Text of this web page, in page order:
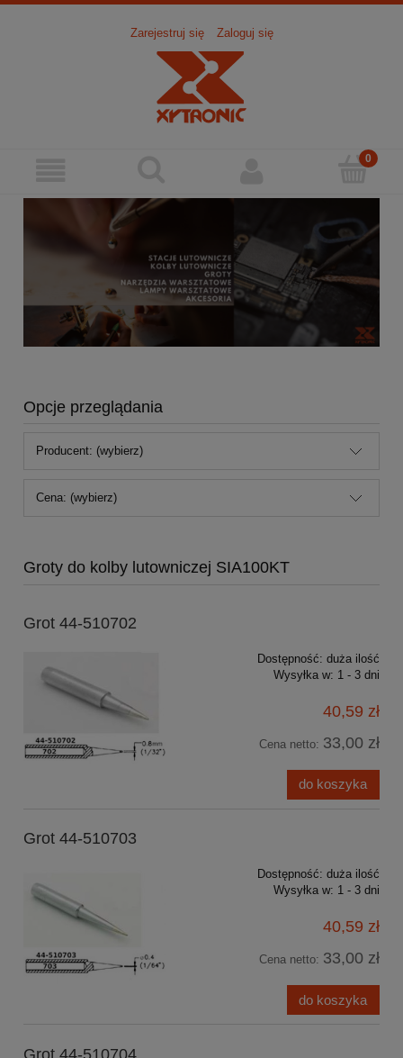
Zarejestruj się Zaloguj się
Opcje przeglądania
Producent: (wybierz)
Cena: (wybierz)
Groty do kolby lutowniczej SIA100KT
Grot 44-510702
Dostępność: duża ilość
Wysyłka w: 1 - 3 dni
40,59 zł
Cena netto: 33,00 zł
do koszyka
Grot 44-510703
Dostępność: duża ilość
Wysyłka w: 1 - 3 dni
40,59 zł
Cena netto: 33,00 zł
do koszyka
Grot 44-510704